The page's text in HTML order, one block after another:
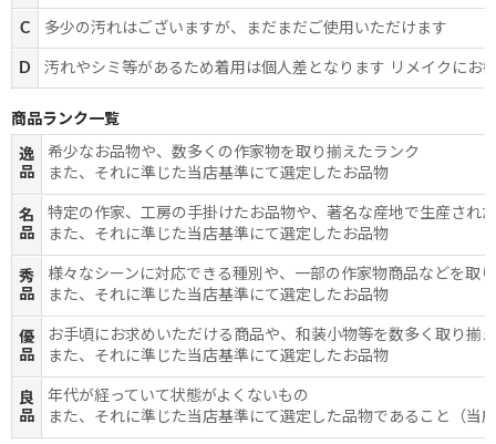
C 多少の汚れはございますが、まだまだご使用いただけます
D 汚れやシミ等があるため着用は個人差となります リメイクにお
商品ランク一覧
逸
品
希少なお品物や、数多くの作家物を取り揃えたランク
また、それに準じた当店基準にて選定したお品物
名
品
特定の作家、工房の手掛けたお品物や、著名な産地で生産され
また、それに準じた当店基準にて選定したお品物
秀
品
様々なシーンに対応できる種別や、一部の作家物商品などを取
また、それに準じた当店基準にて選定したお品物
優
品
お手頃にお求めいただける商品や、和装小物等を数多く取り揃
また、それに準じた当店基準にて選定したお品物
良
品
年代が経っていて状態がよくないもの
また、それに準じた当店基準にて選定した品物であること（当